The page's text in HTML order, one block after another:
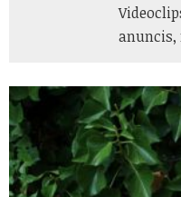
anuncis,